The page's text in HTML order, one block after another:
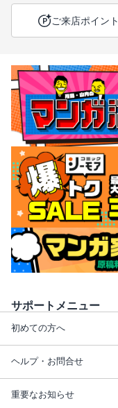
ご来店ポイント
サポートメニュー
初めての方へ
ヘルプ・お問合せ
重要なお知らせ